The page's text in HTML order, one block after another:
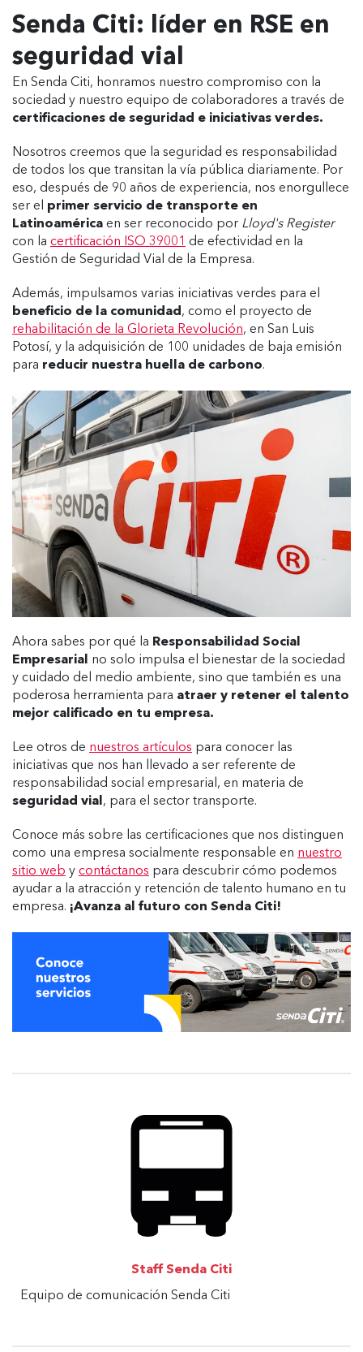
Senda Citi: líder en RSE en
seguridad vial
En Senda Citi, honramos nuestro compromiso con la
sociedad y nuestro equipo de colaboradores a través de
certificaciones de seguridad e iniciativas verdes.
Nosotros creemos que la seguridad es responsabilidad
de todos los que transitan la vía pública diariamente. Por
eso, después de 90 años de experiencia, nos enorgullece
ser el primer servicio de transporte en
Latinoamérica en ser reconocido por Lloyd's Register
con la certificación ISO 39001 de efectividad en la
Gestión de Seguridad Vial de la Empresa.
Además, impulsamos varias iniciativas verdes para el
beneficio de la comunidad, como el proyecto de
rehabilitación de la Glorieta Revolución, en San Luis
Potosí, y la adquisición de 100 unidades de baja emisión
para reducir nuestra huella de carbono.
Ahora sabes por qué la Responsabilidad Social
Empresarial no solo impulsa el bienestar de la sociedad
y cuidado del medio ambiente, sino que también es una
poderosa herramienta para atraer y retener el talento
mejor calificado en tu empresa.
Lee otros de nuestros artículos para conocer las
iniciativas que nos han llevado a ser referente de
responsabilidad social empresarial, en materia de
seguridad vial , para el sector transporte.
Conoce más sobre las certificaciones que nos distinguen
como una empresa socialmente responsable en nuestro
sitio web y contáctanos para descubrir cómo podemos
ayudar a la atracción y retención de talento humano en tu
empresa. ¡Avanza al futuro con Senda Citi!
Staff Senda Citi
Equipo de comunicación Senda Citi